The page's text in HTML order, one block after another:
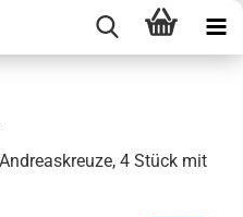
4 Stück mit